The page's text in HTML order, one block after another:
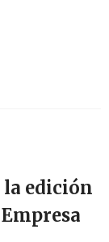
la edición